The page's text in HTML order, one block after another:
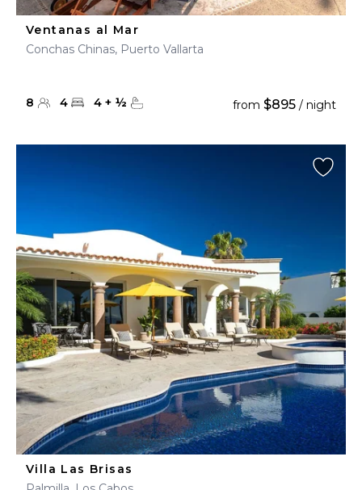
Ventanas al Mar
Conchas Chinas, Puerto Vallarta
8 4 4 + ½ from $895 / night
Villa Las Brisas